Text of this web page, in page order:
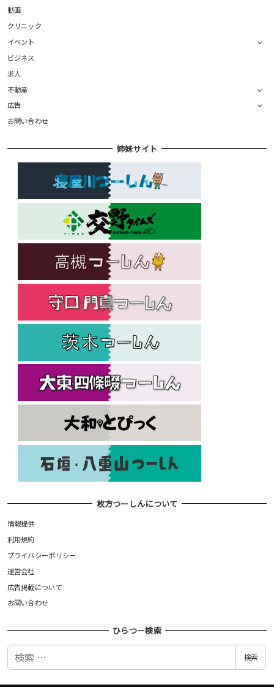
動画
クリニック
イベント
ビジネス
求人
不動産
広告
お問い合わせ
姉妹サイト
枚方つーしんについて
情報提供
利用規約
プライバシーポリシー
運営会社
広告掲載について
お問い合わせ
ひらつー検索
検
検索